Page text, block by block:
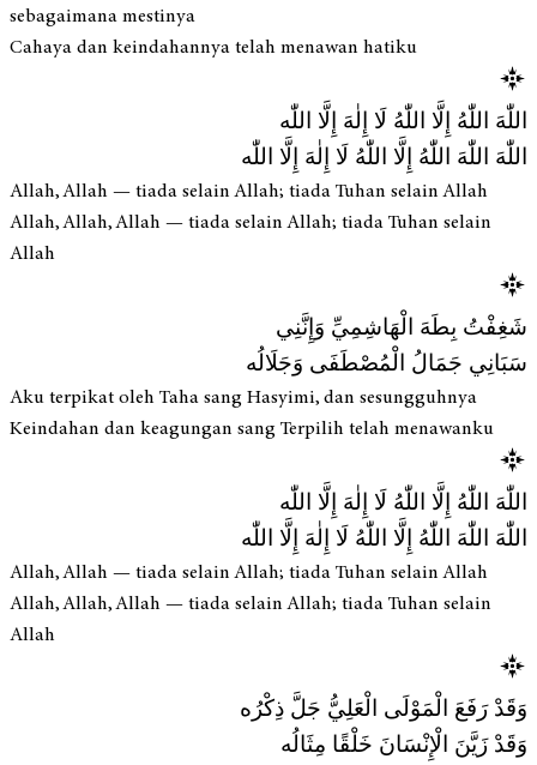
sebagaimana mestinya
Cahaya dan keindahannya telah menawan hatiku
اللّٰهَ اللّٰهُ إِلَّا اللّٰهُ لَا إِلٰهَ إِلَّا اللّٰه
اللّٰهَ اللّٰهَ اللّٰهُ إِلَّا اللّٰهُ لَا إِلٰهَ إِلَّا اللّٰه
Allah, Allah — tiada selain Allah; tiada Tuhan selain Allah
Allah, Allah, Allah — tiada selain Allah; tiada Tuhan selain
Allah
شَغِفْتُ بِطَهَ الْهَاشِمِيِّ وَإِنَّنِي
سَبَانِي جَمَالُ الْمُصْطَفَى وَجَلَالُه
Aku terpikat oleh Taha sang Hasyimi, dan sesungguhnya
Keindahan dan keagungan sang Terpilih telah menawanku
اللّٰهَ اللّٰهُ إِلَّا اللّٰهُ لَا إِلٰهَ إِلَّا اللّٰه
اللّٰهَ اللّٰهَ اللّٰهُ إِلَّا اللّٰهُ لَا إِلٰهَ إِلَّا اللّٰه
Allah, Allah — tiada selain Allah; tiada Tuhan selain Allah
Allah, Allah, Allah — tiada selain Allah; tiada Tuhan selain
Allah
وَقَدْ رَفَعَ الْمَوْلَى الْعَلِيُّ جَلَّ ذِكْرُه
وَقَدْ زَيَّنَ الْإِنْسَانَ خَلْقًا مِثَالُه